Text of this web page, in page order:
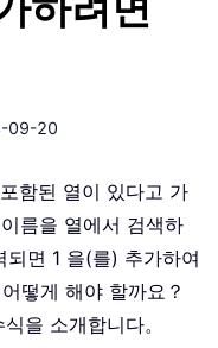
09-20
함된 열이 있다고 가
름을 열에서 검색하
면 1 을(를) 추가하여
떻게 해야 할까요？
을 소개합니다。